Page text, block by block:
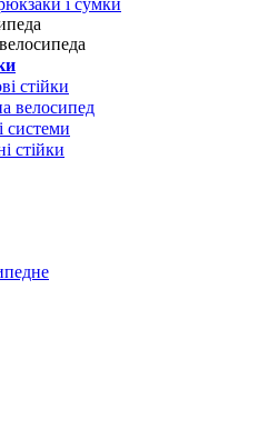
і сумки
стійки
велосипед
системи
стійки